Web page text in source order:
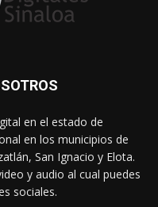
en el estado de
en los municipios de
San Ignacio y Elota.
y audio al cual puedes
sociales.